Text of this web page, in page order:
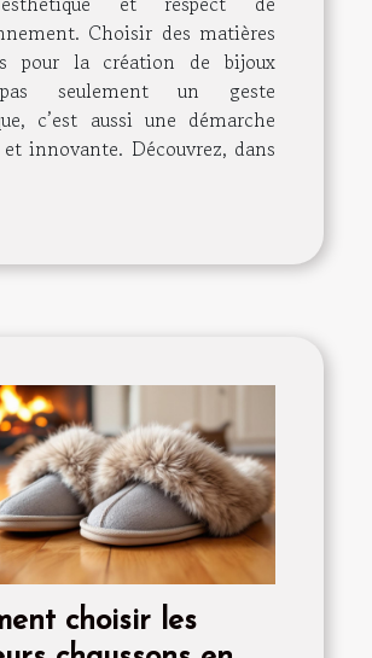
Choisir des matières
pour la création de bijoux
seulement un geste
c’est aussi une démarche
innovante. Découvrez, dans
choisir les